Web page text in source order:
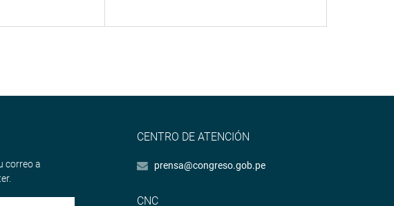
correo a
CENTRO DE ATENCIÓN
prensa@congreso.gob.pe
CNC